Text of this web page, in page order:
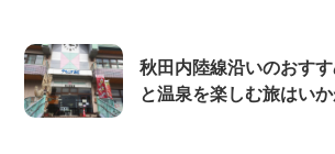
秋田内陸線沿いのおす
と温泉を楽しむ旅はいか